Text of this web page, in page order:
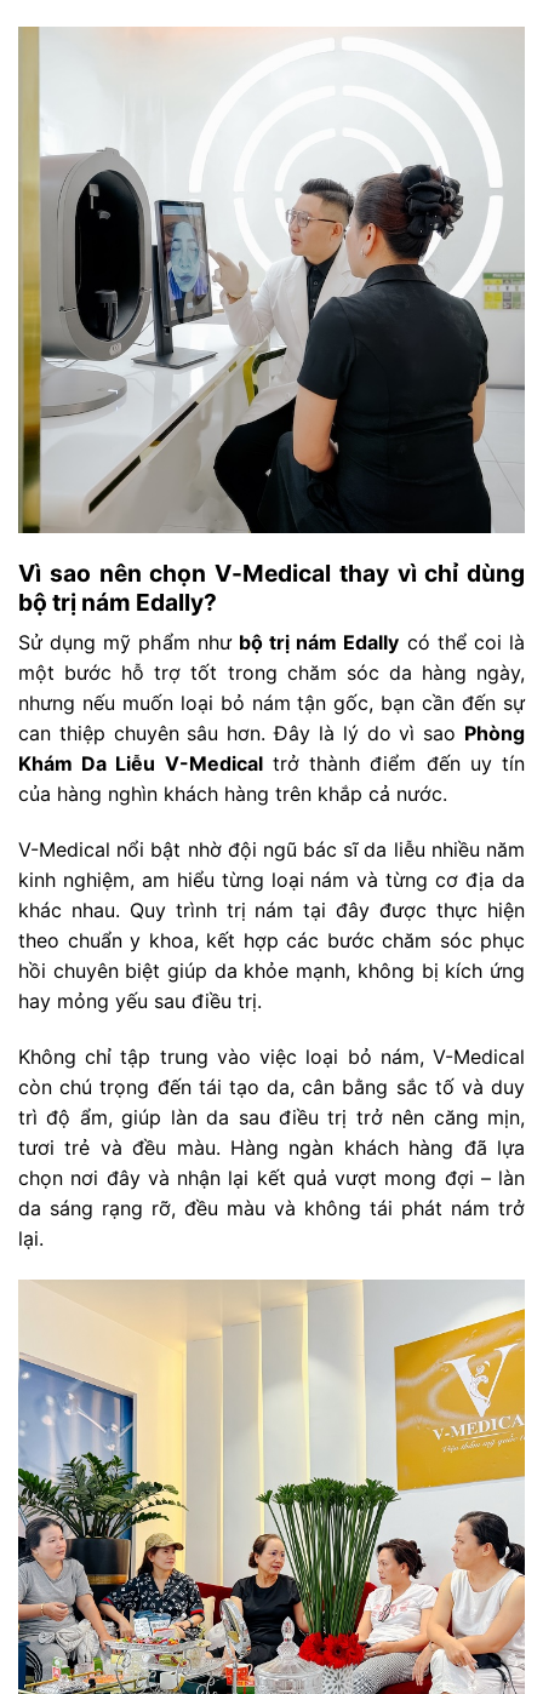
Vì sao nên chọn V-Medical thay vì chỉ dùng
bộ trị nám Edally?
Sử dụng mỹ phẩm như bộ trị nám Edally có thể coi là
một bước hỗ trợ tốt trong chăm sóc da hàng ngày,
nhưng nếu muốn loại bỏ nám tận gốc, bạn cần đến sự
can thiệp chuyên sâu hơn. Đây là lý do vì sao Phòng
Khám Da Liễu V-Medicaltrở thành điểm đến uy tín
của hàng nghìn khách hàng trên khắp cả nước.
V-Medical nổi bật nhờ đội ngũ bác sĩ da liễu nhiều năm
kinh nghiệm, am hiểu từng loại nám và từng cơ địa da
khác nhau. Quy trình trị nám tại đây được thực hiện
theo chuẩn y khoa, kết hợp các bước chăm sóc phục
hồi chuyên biệt giúp da khỏe mạnh, không bị kích ứng
hay mỏng yếu sau điều trị.
Không chỉ tập trung vào việc loại bỏ nám, V-Medical
còn chú trọng đến tái tạo da, cân bằng sắc tố và duy
trì độ ẩm, giúp làn da sau điều trị trở nên căng mịn,
tươi trẻ và đều màu. Hàng ngàn khách hàng đã lựa
chọn nơi đây và nhận lại kết quả vượt mong đợi – làn
da sáng rạng rỡ, đều màu và không tái phát nám trở
lại.